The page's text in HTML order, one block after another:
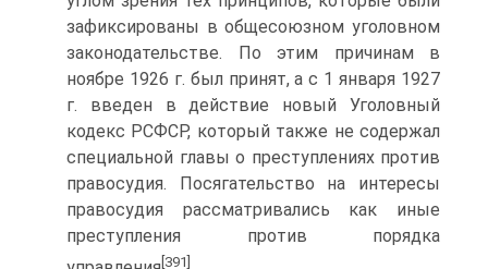
зафиксированы в общесоюзном уголовном
законодательстве. По этим причинам в
ноябре 1926 г. был принят, а с 1 января 1927
г. введен в действие новый Уголовный
кодекс РСФСР, который также не содержал
специальной главы о преступлениях против
правосудия. Посягательство на интересы
правосудия рассматривались как иные
преступления против порядка
[391]